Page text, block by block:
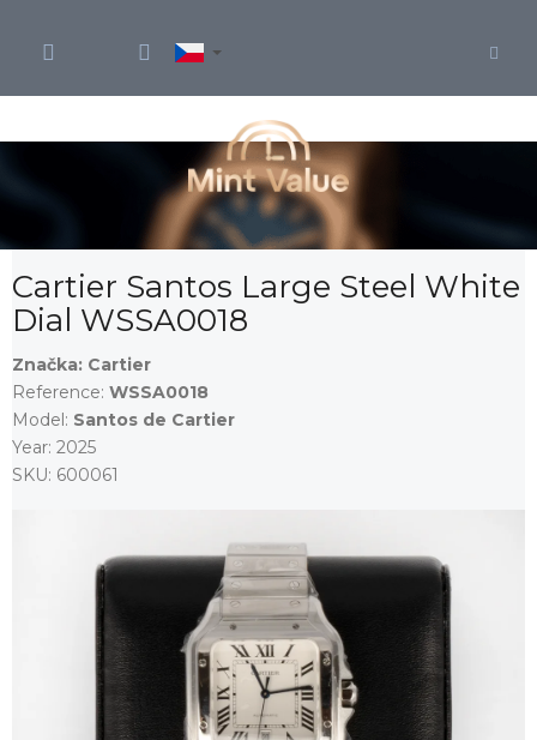
obsah
Cartier Santos Large Steel White
Dial WSSA0018
Značka: Cartier
Reference: WSSA0018
Model: Santos de Cartier
Year: 2025
SKU: 600061